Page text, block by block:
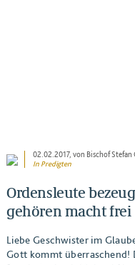
02.02.2017, von Bischof Stefan
In Predigten
Ordensleute
gehören macht frei
Liebe Geschwister im
Gott kommt überraschend!